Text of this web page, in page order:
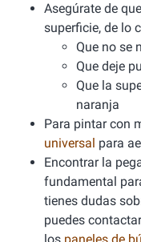
Asegúrate de
superficie, de lo
Que no se
Que deje
Que la
naranja
Para pintar con
universal para
Encontrar la
fundamental
tienes dudas
puedes